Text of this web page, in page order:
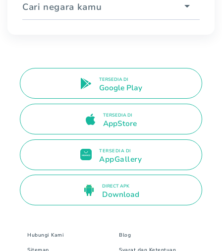
Cari negara kamu
TERSEDIA DI
Google Play
TERSEDIA DI
AppStore
TERSEDIA DI
AppGallery
DIRECT APK
Download
Hubungi Kami Blog